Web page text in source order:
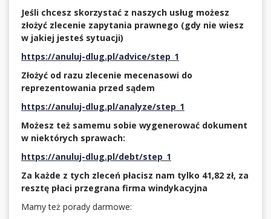
Jeśli chcesz skorzystać z naszych usług możesz
złożyć zlecenie zapytania prawnego (gdy nie wiesz
w jakiej jesteś sytuacji)
https://anuluj-dlug.pl/advice/step_1
Złożyć od razu zlecenie mecenasowi do
reprezentowania przed sądem
https://anuluj-dlug.pl/analyze/step_1
Możesz też samemu sobie wygenerować dokument
w niektórych sprawach:
https://anuluj-dlug.pl/debt/step_1
Za każde z tych zleceń płacisz nam tylko 41,82 zł, za
resztę płaci przegrana firma windykacyjna
Mamy też porady darmowe: